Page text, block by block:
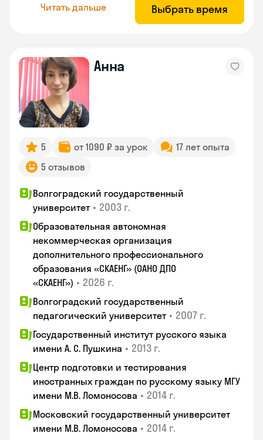
Читать дальше Выбрать время
Анна
5 от 1090 ₽ за урок
17 лет опыта
5 отзывов
Волгоградский государственный
университет • 2003 г.
Образовательная автономная
некоммерческая организация
дополнительного профессионального
образования «СКАЕНГ» (ОАНО ДПО
«СКАЕНГ») • 2026 г.
Волгоградский государственный
педагогический университет • 2007 г.
Государственный институт русского языка
имени А. С. Пушкина • 2013 г.
Центр подготовки и тестирования
иностранных граждан по русскому языку МГУ
имени М.В. Ломоносова • 2014 г.
Московский государственный университет
имени М.В. Ломоносова • 2014 г.